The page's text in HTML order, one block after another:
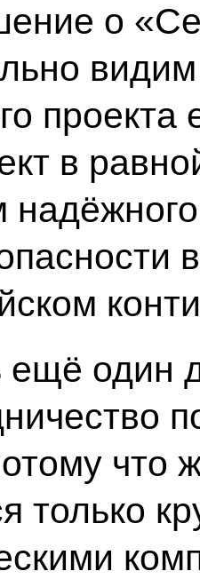
о
видим
в
ещё один
что
только